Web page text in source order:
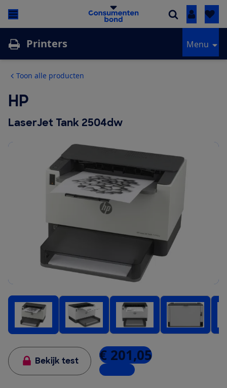
Inloggen
Printers Menu
Toon alle producten
HP
LaserJet Tank 2504dw
Bekijk test € 201,05
5 winkels